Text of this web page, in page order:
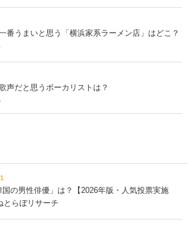
番うまいと思う「横浜家系ラーメン店」はどこ？
声だと思うボーカリストは？
の男性俳優」は？【2026年版・人気投票実施
とらぼリサーチ